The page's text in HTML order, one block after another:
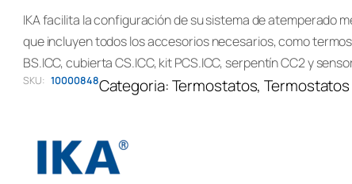
IKA facilita la configuración de su sistema de atemperado
que incluyen todos los accesorios necesarios, como
BS.ICC, cubierta CS.ICC, kit PCS.ICC, serpentín CC2 y
SKU: 10000848Categoria:Termostatos, Termostatos